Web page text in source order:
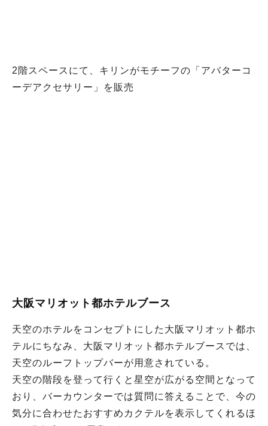
2階スペースにて、キリンがモチーフの「アバターコ
ーデアクセサリー」を販売
大阪マリオット都ホテルブース
天空のホテルをコンセプトにした大阪マリオット都ホ
テルにちなみ、大阪マリオット都ホテルブースでは、
天空のルーフトップバーが用意されている。
天空の階段を登って行くと星空が広がる空間となって
おり、バーカウンターでは質問に答えることで、今の
気分に合わせたおすすめカクテルを表示してくれるほ